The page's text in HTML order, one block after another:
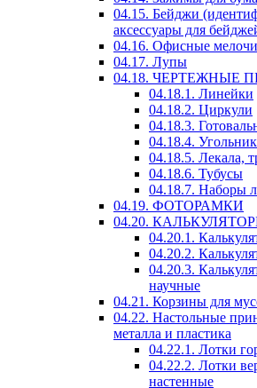
04.15. Бейджи
аксессуары для
04.16. Офисные
04.17. Лупы
04.18. ЧЕРТЕЖНЫЕ
04.18.1. Линейки
04.18.2. Циркули
04.18.3.
04.18.4.
04.18.5. Лекала,
04.18.6. Тубусы
04.18.7. Наборы
04.19. ФОТОРАМКИ
04.20.
04.20.1.
04.20.2.
04.20.3.
научные
04.21. Корзины для
04.22. Настольные
металла и пластика
04.22.1. Лотки
04.22.2. Лотки
настенные